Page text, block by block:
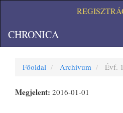
CHRONICA
Főoldal Archívum Évf.
Megjelent: 2016-01-01